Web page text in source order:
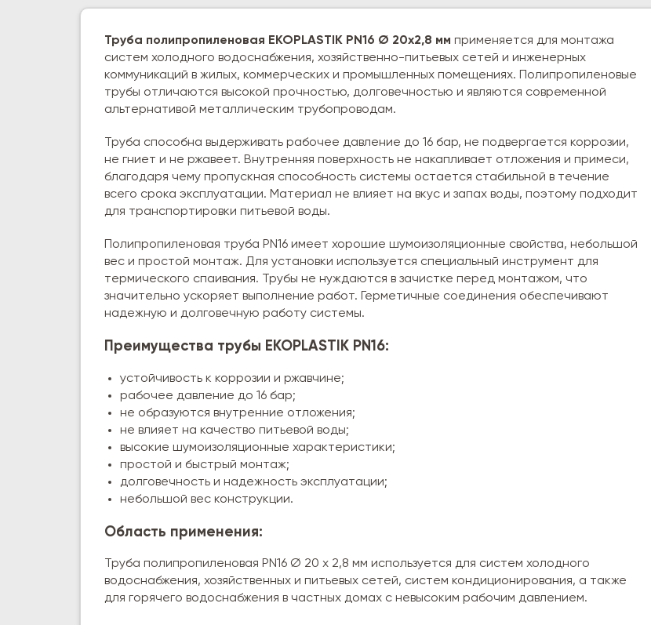
Труба полипропиленовая EKOPLASTIK PN16 Ø 20х2,8 мм применяется для монтажа
систем холодного водоснабжения, хозяйственно-питьевых сетей и инженерных
коммуникаций в жилых, коммерческих и промышленных помещениях. Полипропиленовые
трубы отличаются высокой прочностью, долговечностью и являются современной
альтернативой металлическим трубопроводам.
Труба способна выдерживать рабочее давление до 16 бар, не подвергается коррозии,
не гниет и не ржавеет. Внутренняя поверхность не накапливает отложения и примеси,
благодаря чему пропускная способность системы остается стабильной в течение
всего срока эксплуатации. Материал не влияет на вкус и запах воды, поэтому подходит
для транспортировки питьевой воды.
Полипропиленовая труба PN16 имеет хорошие шумоизоляционные свойства, небольшой
вес и простой монтаж. Для установки используется специальный инструмент для
термического спаивания. Трубы не нуждаются в зачистке перед монтажом, что
значительно ускоряет выполнение работ. Герметичные соединения обеспечивают
надежную и долговечную работу системы.
Преимущества трубы EKOPLASTIK PN16:
устойчивость к коррозии и ржавчине;
рабочее давление до 16 бар;
не образуются внутренние отложения;
не влияет на качество питьевой воды;
высокие шумоизоляционные характеристики;
простой и быстрый монтаж;
долговечность и надежность эксплуатации;
небольшой вес конструкции.
Область применения:
Труба полипропиленовая PN16 Ø 20 х 2,8 мм используется для систем холодного
водоснабжения, хозяйственных и питьевых сетей, систем кондиционирования, а также
для горячего водоснабжения в частных домах с невысоким рабочим давлением.